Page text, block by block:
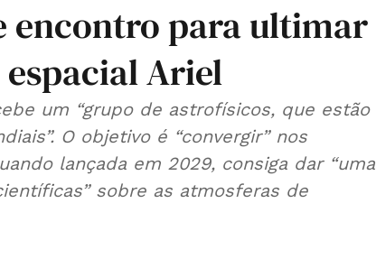
encontro para ultimar
Ariel
um “grupo de astrofísicos, que estão
O objetivo é “convergir” nos
lançada em 2029, consiga dar “uma
sobre as atmosferas de